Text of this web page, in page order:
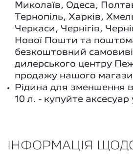
Миколаїв, Одеса,
Тернопіль, Харків,
Черкаси, Чернігів,
Нової Пошти та
безкоштовний
дилерського центру
продажу нашого
Рідина для зменшення
10 л. - купуйте аксесуар
ІНФОРМАЦІЯ